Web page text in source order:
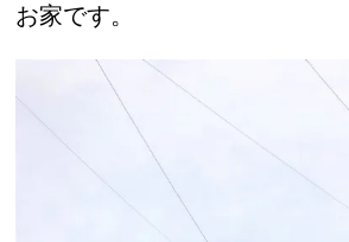
お家です。